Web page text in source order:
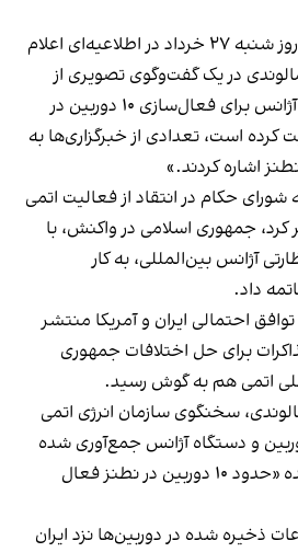
سازمان انرژی اتمی ایران روز شنبه ۲۷ خرداد در اطلاعیه‌ای اعلام
در یک گفت‌وگوی تصویری از
توافق داوطلبانه ایران با آژانس برای فعال‌سازی ۱۰ دوربین در
است، تعدادی از خبرگزاری‌ها به
اشاره کردند.»
حکام در انتقاد از فعالیت اتمی
جمهوری اسلامی در واکنش، با
آژانس بین‌المللی، به کار
داد.
احتمالی ایران و آمریکا منتشر
برای حل اختلافات جمهوری
اتمی هم به گوش رسید.
سخنگوی سازمان انرژی اتمی
۲۵ خرداد گفت ۲۹ دوربین و دستگاه آژانس جمع‌آوری شده
بود که با توافق انجام شده «حدود ۱۰ دوربین در نطنز فعال
ذخیره شده در دوربین‌ها نزد ایران